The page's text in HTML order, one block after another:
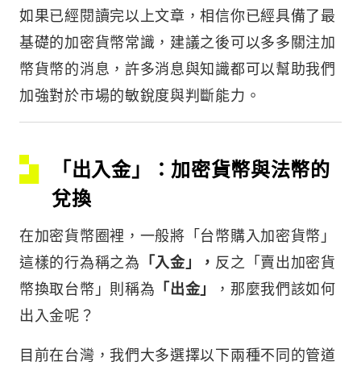
如果已經閱讀完以上文章，相信你已經具備了最
基礎的加密貨幣常識，建議之後可以多多關注加
幣貨幣的消息，許多消息與知識都可以幫助我們
加強對於市場的敏銳度與判斷能力。
「出入金」：加密貨幣與法幣的
兌換
在加密貨幣圈裡，一般將「台幣購入加密貨幣」
這樣的行為稱之為 「入金」， 反之「賣出加密貨
幣換取台幣」則稱為 「出金」
，那麼我們該如何
出入金呢？
目前在台灣，我們大多選擇以下兩種不同的管道